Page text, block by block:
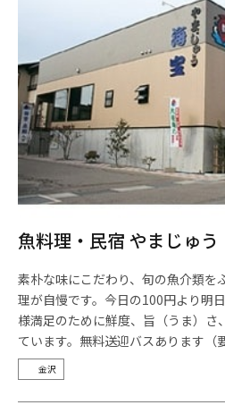
魚料理・民宿 やまじゅう
素朴な味にこだわり、旬の魚介類を
理が自慢です。今日の100円より明
様満足のために鮮度、旨（うま）さ
ています。無料送迎バスあります（
金沢